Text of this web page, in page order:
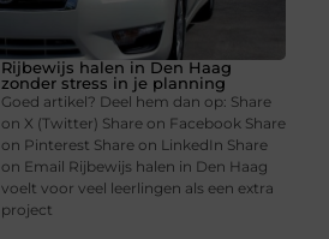
Rijbewijs halen in Den Haag
zonder stress in je planning
Goed artikel? Deel hem dan op: Share
on X (Twitter) Share on Facebook Share
on Pinterest Share on LinkedIn Share
on Email Rijbewijs halen in Den Haag
voelt voor veel leerlingen als een extra
project